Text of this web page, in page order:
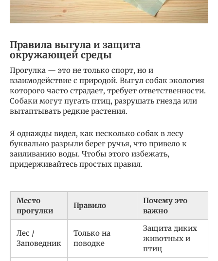
Правила выгула и защита
окружающей среды
Прогулка — это не только спорт, но и
взаимодействие с природой. Выгул собак экология
которого часто страдает, требует ответственности.
Собаки могут пугать птиц, разрушать гнезда или
вытаптывать редкие растения.
Я однажды видел, как несколько собак в лесу
буквально разрыли берег ручья, что привело к
заиливанию воды. Чтобы этого избежать,
придерживайтесь простых правил.
Место
прогулки
Правило
Почему это
важно
Лес /
Заповедник
Только на
поводке
Защита диких
животных и
птиц